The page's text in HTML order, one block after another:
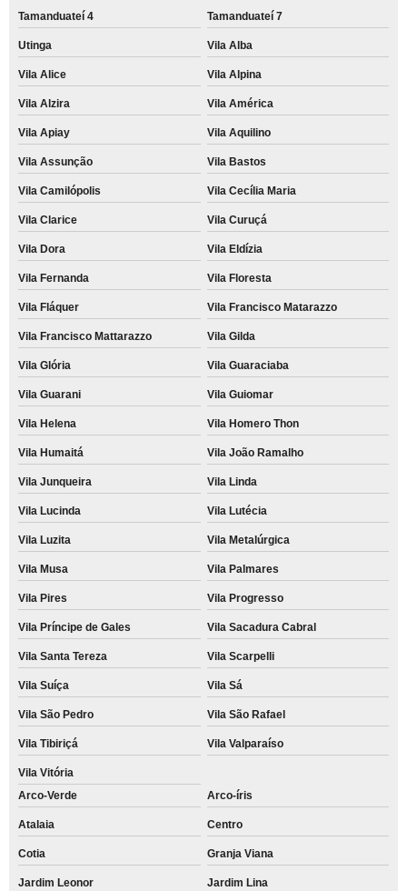
recarga de cartucho para impressora preço Vila Suíça
quanto custa recarga de cartucho para impressora lexmark Perus
recarga de cartucho hp Jardim João Ramalho
empresa de recarga de cartucho para impressora lexmark Vila Alba
empresa de recarregar cartucho de impressora colorido Morro Grande
recarregar cartucho de impressora colorido Arco-Verde
empresa de recarga de cartucho para impressora a laser Parque dos
carmargos
recarga de cartuchos para impressoras Embu Guaçu
quanto custa recarga de cartucho para impressora a laser colorida Jandira
quanto custa recarga de cartucho Vila Junqueira
recarga de cartuchos para impressoras Embu Guaçu
empresa de recarga de cartucho para impressora multifuncional Jardim
João Ramalho
recarregar cartucho de impressora preço Recanto Verde
recarga de cartucho para impressora a laser colorida preço Cata Preta
recarga de cartucho para impressora multifuncional preço São Domingos
recarregar cartucho de impressora a laser preço Miguel Mirizola
quanto custa recarga de cartucho para impressora hp Bangú
quanto custa recarga de cartucho para impressora lexmark Santana de
Parnaíba
recarga de cartucho para impressora a laser Aldeia da serra -
recarregar cartuchos de impressoras Utinga
Tamanduateí 4 Tamanduateí 7
Utinga Vila Alba
Vila Alice Vila Alpina
Vila Alzira Vila América
Vila Apiay Vila Aquilino
Vila Assunção Vila Bastos
Vila Camilópolis Vila Cecília Maria
Vila Clarice Vila Curuçá
Vila Dora Vila Eldízia
Vila Fernanda Vila Floresta
Vila Fláquer Vila Francisco Matarazzo
Vila Francisco Mattarazzo Vila Gilda
Vila Glória Vila Guaraciaba
Vila Guarani Vila Guiomar
Vila Helena Vila Homero Thon
Vila Humaitá Vila João Ramalho
Vila Junqueira Vila Linda
Vila Lucinda Vila Lutécia
Vila Luzita Vila Metalúrgica
Vila Musa Vila Palmares
Vila Pires Vila Progresso
Vila Príncipe de Gales Vila Sacadura Cabral
Vila Santa Tereza Vila Scarpelli
Vila Suíça Vila Sá
Vila São Pedro Vila São Rafael
Vila Tibiriçá Vila Valparaíso
Vila Vitória
Arco-Verde
Arco-íris
Atalaia Centro
Cotia Granja Viana
Jardim Leonor Jardim Lina